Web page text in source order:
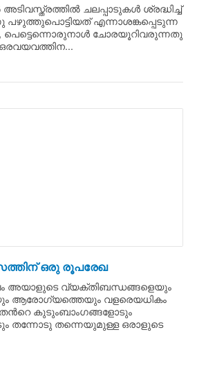
ചലപ്പാടുകള്‍ ശ്രദ്ധിച്ച്
എന്നാശങ്കപ്പെടുന്ന
ചോരയൂറിവരുന്നതു
ഒരു രൂപരേഖ
അയാളുടെ വ്യക്തിബന്ധങ്ങളെയും
ആരോഗ്യത്തെയും വളരെയധികം
കുടുംബാംഗങ്ങളോടും
തന്നോടു തന്നെയുമുള്ള ഒരാളുടെ